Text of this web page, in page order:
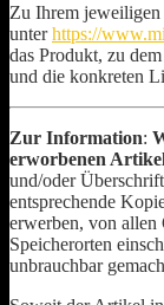
Zu Ihrem
unterhttps://
das Produkt, zu
und die konkreten
Zur Information:
erworbenen
und/oder
entsprechende
erwerben, von allen
Speicherorten
unbrauchbar